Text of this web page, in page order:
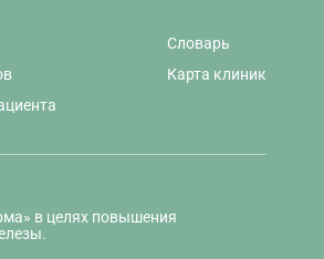
Словарь
Карта клиник
в целях повышения